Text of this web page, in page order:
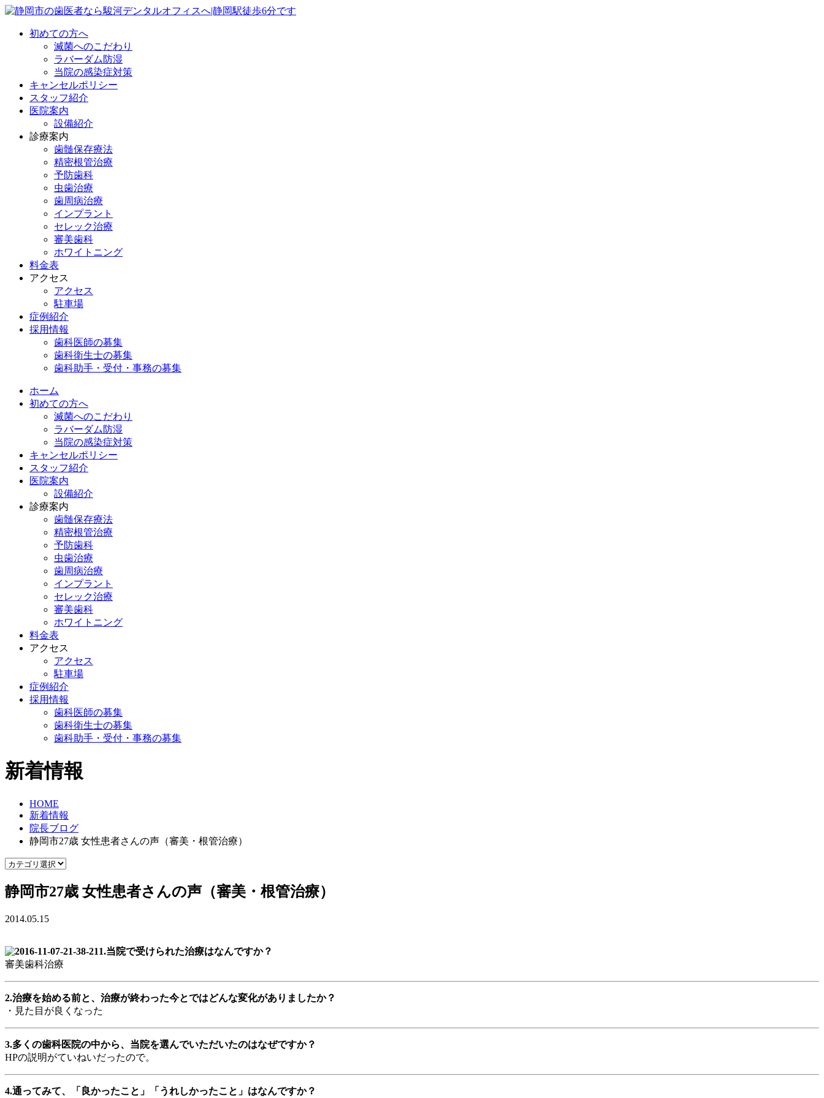
初めての方へ
滅菌へのこだわり
ラバーダム防湿
当院の感染症対策
キャンセルポリシー
スタッフ紹介
医院案内
設備紹介
診療案内
歯髄保存療法
精密根管治療
予防歯科
虫歯治療
歯周病治療
インプラント
セレック治療
審美歯科
ホワイトニング
料金表
アクセス
アクセス
駐車場
症例紹介
採用情報
歯科医師の募集
歯科衛生士の募集
歯科助手・受付・事務の募集
ホーム
初めての方へ
滅菌へのこだわり
ラバーダム防湿
当院の感染症対策
キャンセルポリシー
スタッフ紹介
医院案内
設備紹介
診療案内
歯髄保存療法
精密根管治療
予防歯科
虫歯治療
歯周病治療
インプラント
セレック治療
審美歯科
ホワイトニング
料金表
アクセス
アクセス
駐車場
症例紹介
採用情報
歯科医師の募集
歯科衛生士の募集
歯科助手・受付・事務の募集
新着情報
HOME
新着情報
院長ブログ
静岡市27歳 女性患者さんの声（審美・根管治療）
静岡市27歳 女性患者さんの声（審美・根管治療）
2014.05.15
1.当院で受けられた治療はなんですか？
審美歯科治療
2.治療を始める前と、治療が終わった今とではどんな変化がありましたか？
・見た目が良くなった
3.多くの歯科医院の中から、当院を選んでいただいたのはなぜですか？
HPの説明がていねいだったので。
4.通ってみて、「良かったこと」「うれしかったこと」はなんですか？